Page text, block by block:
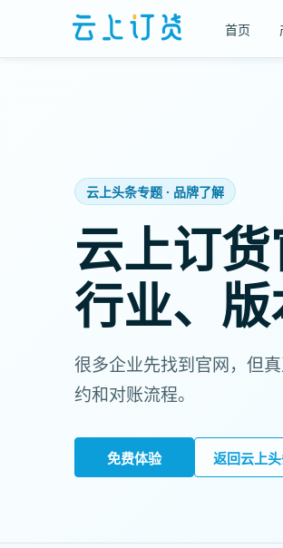
首页
云上头条专题 · 品牌了解
云上订
行业、
很多企业先找到官网，但
约和对账流程。
免费体验 返回云上